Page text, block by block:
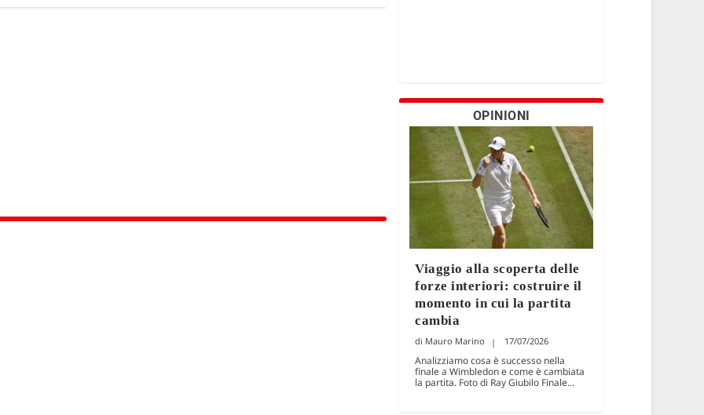
OPINIONI
Viaggio alla scoperta delle
forze interiori: costruire il
momento in cui la partita
cambia
Mauro Marino 17/07/2026
Analizziamo cosa è successo nella
finale a Wimbledon e come è cambiata
la partita. Foto di Ray Giubilo Finale...